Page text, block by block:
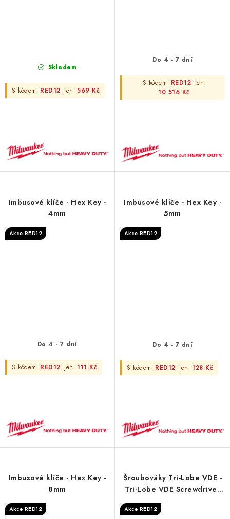
Skladem
S kódem RED12 jen 569 Kč
Do 4 - 7 dní
S kódem RED12 jen
10 516 Kč
Imbusové klíče - Hex Key -
4mm
Akce RED12
Do 4 - 7 dní
S kódem RED12 jen 111 Kč
Imbusové klíče - Hex Key -
5mm
Akce RED12
Do 4 - 7 dní
S kódem RED12 jen 128 Kč
Imbusové klíče - Hex Key -
8mm
Akce RED12
Šroubováky Tri-Lobe VDE -
Tri-Lobe VDE Screwdriver
Akce RED12